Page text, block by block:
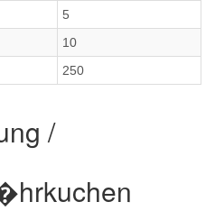
5
10
250
/